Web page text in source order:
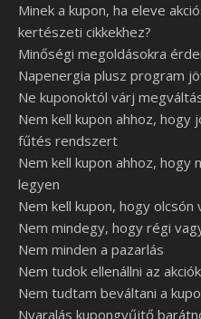
Minek a kupon, ha eleve
kertészeti cikkekhez?
Minőségi megoldásokra
Napenergia plusz program
Ne kuponoktól várj
Nem kell kupon ahhoz,
fűtés rendszert
Nem kell kupon ahhoz,
legyen
Nem kell kupon, hogy olcsón
Nem mindegy, hogy régi
Nem minden a pazarlás
Nem tudok ellenállni az
Nem tudtam beváltani a
Nyaralás kupongyűjtő